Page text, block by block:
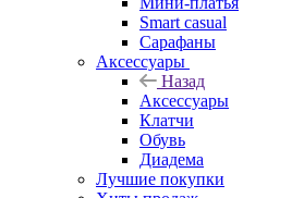
Smart casual
Сарафаны
Аксессуары
Назад
Аксессуары
Клатчи
Обувь
Диадема
Лучшие покупки